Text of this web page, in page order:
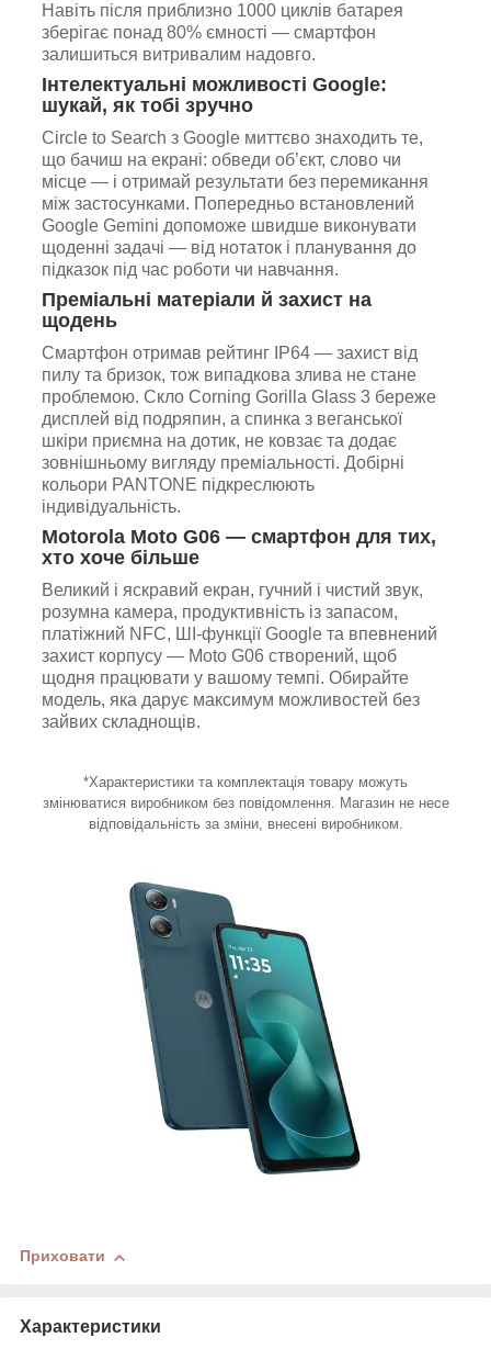
Навіть після приблизно 1000 циклів батарея
зберігає понад 80% ємності — смартфон
залишиться витривалим надовго.
Інтелектуальні можливості Google:
шукай, як тобі зручно
Circle to Search з Google миттєво знаходить те,
що бачиш на екрані: обведи об’єкт, слово чи
місце — і отримай результати без перемикання
між застосунками. Попередньо встановлений
Google Gemini допоможе швидше виконувати
щоденні задачі — від нотаток і планування до
підказок під час роботи чи навчання.
Преміальні матеріали й захист на
щодень
Смартфон отримав рейтинг IP64 — захист від
пилу та бризок, тож випадкова злива не стане
проблемою. Скло Corning Gorilla Glass 3 береже
дисплей від подряпин, а спинка з веганської
шкіри приємна на дотик, не ковзає та додає
зовнішньому вигляду преміальності. Добірні
кольори PANTONE підкреслюють
індивідуальність.
Motorola Moto G06 — смартфон для тих,
хто хоче більше
Великий і яскравий екран, гучний і чистий звук,
розумна камера, продуктивність із запасом,
платіжний NFC, ШІ-функції Google та впевнений
захист корпусу — Moto G06 створений, щоб
щодня працювати у вашому темпі. Обирайте
модель, яка дарує максимум можливостей без
зайвих складнощів.
*Характеристики та комплектація товару можуть
змінюватися виробником без повідомлення. Магазин не несе
відповідальність за зміни, внесені виробником.
Приховати
Характеристики